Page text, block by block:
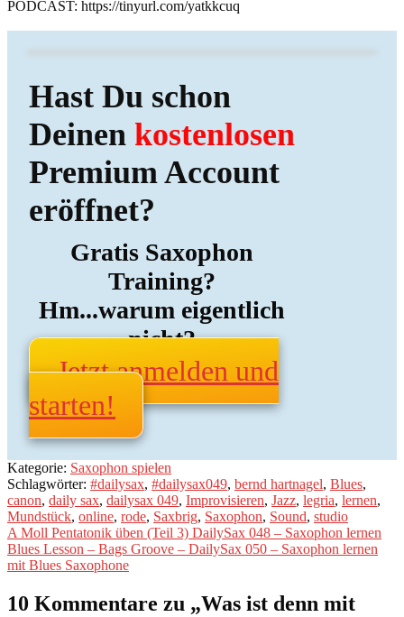
PODCAST: https://tinyurl.com/yatkkcuq
Hast Du schon
Deinen kostenlosen
Premium Account
eröffnet?
Gratis Saxophon
Training?
Hm...warum eigentlich
nicht?
Jetzt anmelden und
starten!
Kategorie: Saxophon spielen
Schlagwörter: #dailysax, #dailysax049, bernd hartnagel, Blues,
canon, daily sax, dailysax 049, Improvisieren, Jazz, legria, lernen,
Mundstück, online, rode, Saxbrig, Saxophon, Sound, studio
Beitragsnavigation
Vorheriger
Beitrag:
A Moll Pentatonik üben (Teil 3) DailySax 048 – Saxophon lernen
Nächster
Beitrag:
Blues Lesson – Bags Groove – DailySax 050 – Saxophon lernen
mit Blues Saxophone
10 Kommentare zu „Was ist denn mit